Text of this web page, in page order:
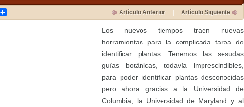
Email Artículo Anterior Artículo Siguiente
Los nuevos tiempos traen nuevas
herramientas para la complicada tarea de
identificar plantas. Tenemos las sesudas
guías botánicas, todavía imprescindibles,
para poder identificar plantas desconocidas
pero ahora gracias a la Universidad de
Columbia, la Universidad de Maryland y al